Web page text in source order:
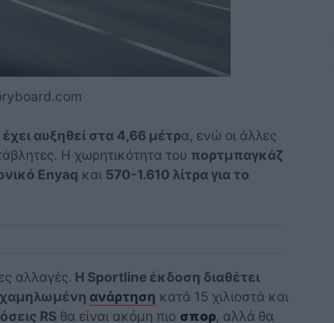
αυξηθεί στα 4,66 μέτρα, ενώ οι άλλες
Η χωρητικότητα του πορτμπαγκάζ
Enyaq και 570-1.610 λίτρα για το
αλλαγές. Η Sportline έκδοση διαθέτει
χαμηλωμένη ανάρτηση κατά 15 χιλιοστά και
RSθα είναι ακόμη πιο σπορ, αλλά θα